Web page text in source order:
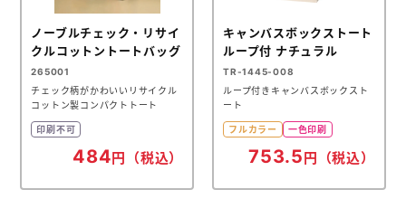
うちわ本舗
扇子本舗
ノベルティグッズ本舗
ノーブルチェック・リサイ
クルコットントートバッグ
265001
チェック柄がかわいいリサイクル
コットン製コンパクトトート
印刷不可
484円（税込）
キャンバスボックストート
ループ付 ナチュラル
TR-1445-008
ループ付きキャンバスボックスト
ート
フルカラー 一色印刷
753.5円（税込）